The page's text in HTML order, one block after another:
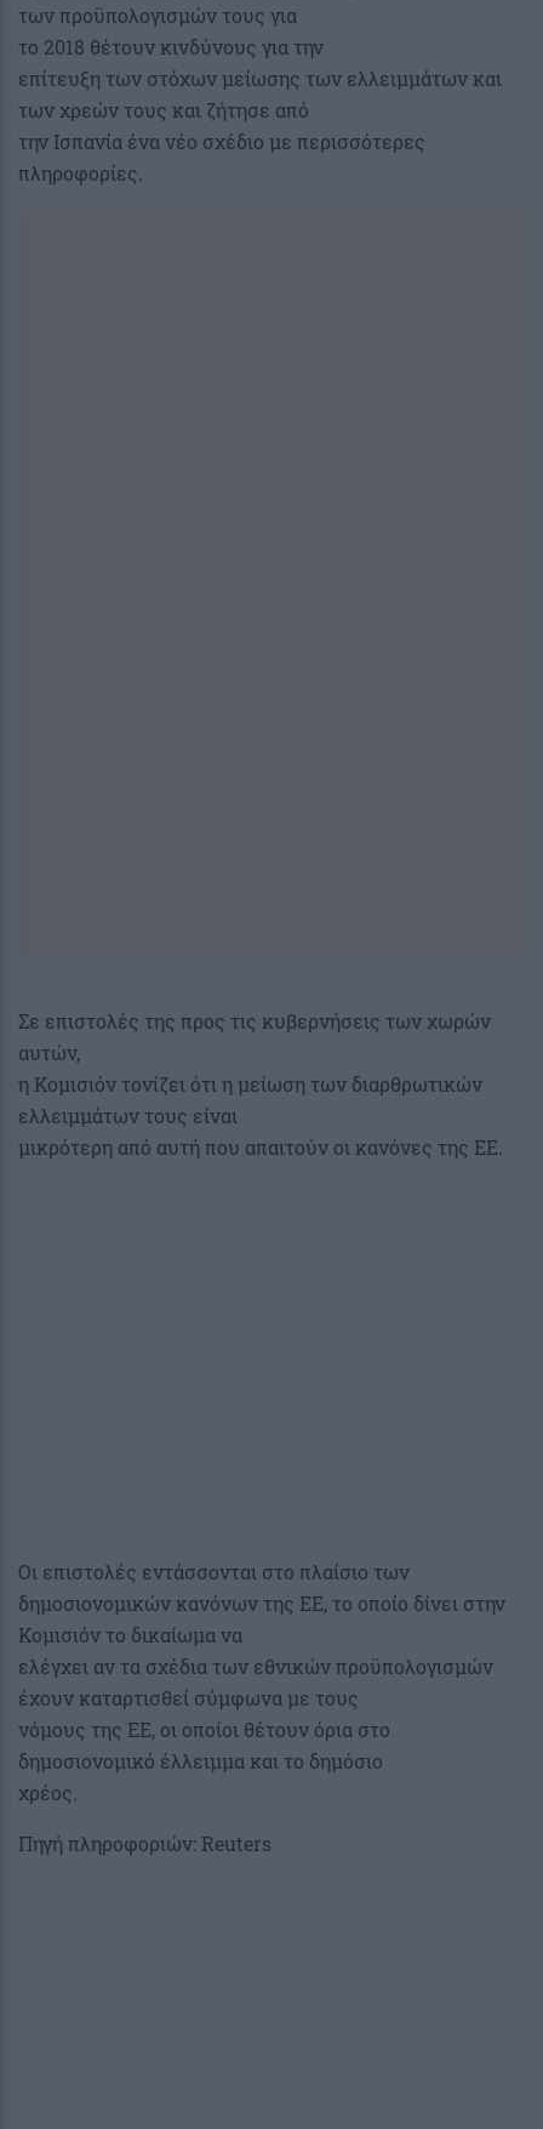
των προϋπολογισμών τους για
το 2018 θέτουν κινδύνους για την
επίτευξη των στόχων μείωσης των ελλειμμάτων και
των χρεών τους και ζήτησε από
την Ισπανία ένα νέο σχέδιο με περισσότερες
πληροφορίες.
Σε επιστολές της προς τις κυβερνήσεις των χωρών
αυτών,
η Κομισιόν τονίζει ότι η μείωση των διαρθρωτικών
ελλειμμάτων τους είναι
μικρότερη από αυτή που απαιτούν οι κανόνες της ΕΕ.
Οι επιστολές εντάσσονται στο πλαίσιο των
δημοσιονομικών κανόνων της ΕΕ, το οποίο δίνει στην
Κομισιόν το δικαίωμα να
ελέγχει αν τα σχέδια των εθνικών προϋπολογισμών
έχουν καταρτισθεί σύμφωνα με τους
νόμους της ΕΕ, οι οποίοι θέτουν όρια στο
δημοσιονομικό έλλειμμα και το δημόσιο
χρέος.
Πηγή πληροφοριών: Reuters